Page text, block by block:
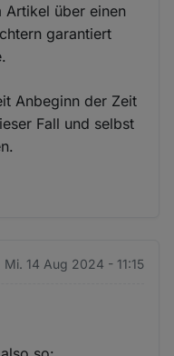
Artikel über einen
garantiert
Anbeginn der Zeit
Fall und selbst
Mi. 14 Aug 2024 - 11:15